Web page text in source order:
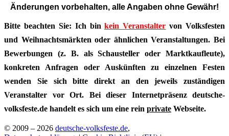
Änderungen vorbehalten, alle Angaben ohne Gewähr!
Bitte beachten Sie: Ich binkein Veranstalter von Volksfesten
und Weihnachtsmärkten oder ähnlichen Veranstaltungen. Bei
Bewerbungen (z. B. als Schausteller oder Marktkaufleute),
konkreten Anfragen oder Auskünften zu einzelnen Festen
wenden Sie sich bitte direkt an den jeweils zuständigen
Veranstalter vor Ort. Bei dieser Internetpräsenz deutsche-
volksfeste.de handelt es sich um eine rein private Webseite.
© 2009 – 2026 deutsche-volksfeste.de,